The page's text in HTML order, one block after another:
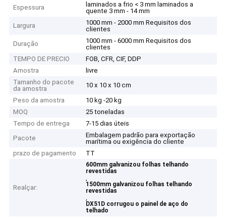
Espessura
laminados a frio < 3 mm laminados a
quente 3 mm - 14 mm
Largura
1000 mm - 2000 mm Requisitos dos
clientes
Duração
1000 mm - 6000 mm Requisitos dos
clientes
TEMPO DE PRECIO
FOB, CFR, CIF, DDP
Amostra
livre
Tamanho do pacote
da amostra
10 x 10 x 10 cm
Peso da amostra
10 kg -20 kg
MOQ
25 toneladas
Tempo de entrega
7-15 dias úteis
Pacote
Embalagem padrão para exportação
marítima ou exigência do cliente
prazo de pagamento
TT
Realçar:
600mm galvanizou folhas telhando
revestidas
,
1500mm galvanizou folhas telhando
revestidas
,
DX51D corrugou o painel de aço do
telhado